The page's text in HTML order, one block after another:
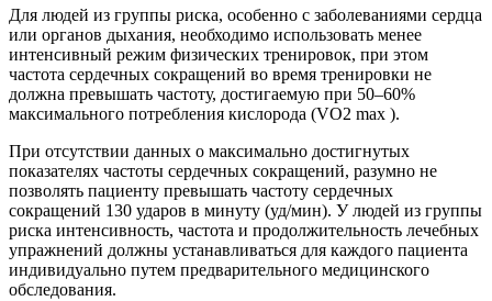
Для людей из группы риска, особенно с заболеваниями сердца
или органов дыхания, необходимо использовать менее
интенсивный режим физических тренировок, при этом
частота сердечных сокращений во время тренировки не
должна превышать частоту, достигаемую при 50–60%
максимального потребления кислорода (VO2 max ).
При отсутствии данных о максимально достигнутых
показателях частоты сердечных сокращений, разумно не
позволять пациенту превышать частоту сердечных
сокращений 130 ударов в минуту (уд/мин). У людей из группы
риска интенсивность, частота и продолжительность лечебных
упражнений должны устанавливаться для каждого пациента
индивидуально путем предварительного медицинского
обследования.